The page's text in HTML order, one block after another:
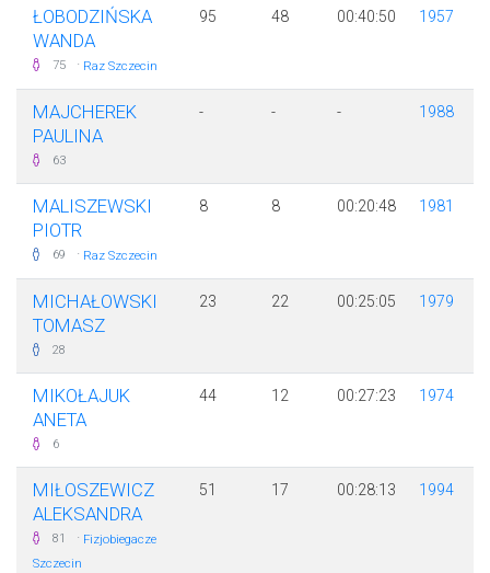
ŁOBODZIŃSKA
WANDA
75 · Raz Szczecin
95 48 00:40:50 1957
MAJCHEREK
PAULINA
63
- - - 1988
MALISZEWSKI
PIOTR
69 · Raz Szczecin
8 8 00:20:48 1981
MICHAŁOWSKI
TOMASZ
28
23 22 00:25:05 1979
MIKOŁAJUK
ANETA
6
44 12 00:27:23 1974
MIŁOSZEWICZ
ALEKSANDRA
81 · Fizjobiegacze
Szczecin
51 17 00:28:13 1994